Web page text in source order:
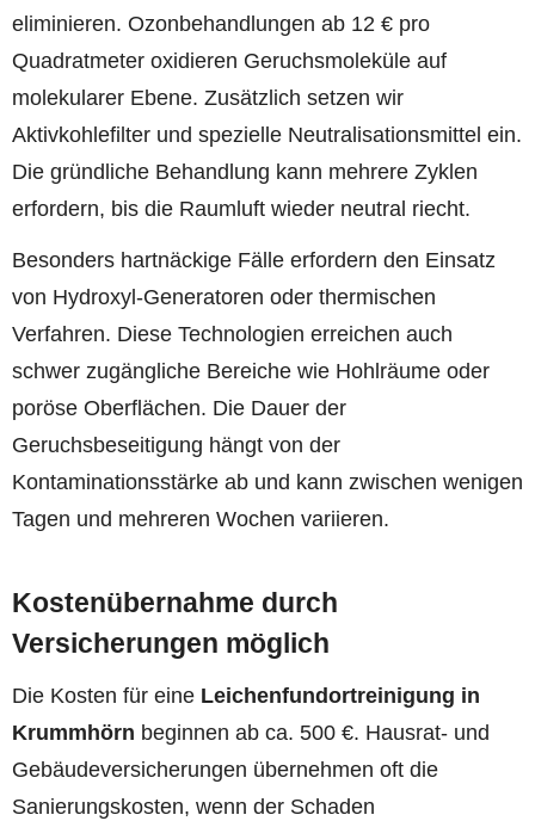
eliminieren. Ozonbehandlungen ab 12 € pro
Quadratmeter oxidieren Geruchsmoleküle auf
molekularer Ebene. Zusätzlich setzen wir
Aktivkohlefilter und spezielle Neutralisationsmittel ein.
Die gründliche Behandlung kann mehrere Zyklen
erfordern, bis die Raumluft wieder neutral riecht.
Besonders hartnäckige Fälle erfordern den Einsatz
von Hydroxyl-Generatoren oder thermischen
Verfahren. Diese Technologien erreichen auch
schwer zugängliche Bereiche wie Hohlräume oder
poröse Oberflächen. Die Dauer der
Geruchsbeseitigung hängt von der
Kontaminationsstärke ab und kann zwischen wenigen
Tagen und mehreren Wochen variieren.
Kostenübernahme durch
Versicherungen möglich
Die Kosten für eine Leichenfundortreinigung in
Krummhörn beginnen ab ca. 500 €. Hausrat- und
Gebäudeversicherungen übernehmen oft die
Sanierungskosten, wenn der Schaden